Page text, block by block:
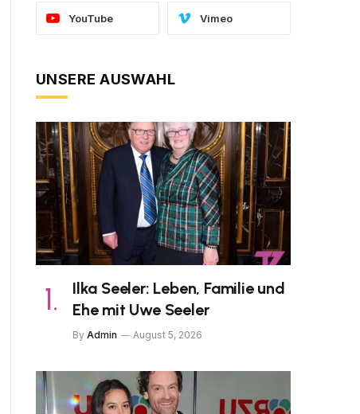
YouTube Vimeo
UNSERE AUSWAHL
Ilka Seeler: Leben, Familie und
Ehe mit Uwe Seeler
By Admin August 5, 2026